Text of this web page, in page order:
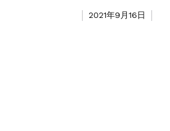
まるましらすやのお知らせ
2021年9月16日